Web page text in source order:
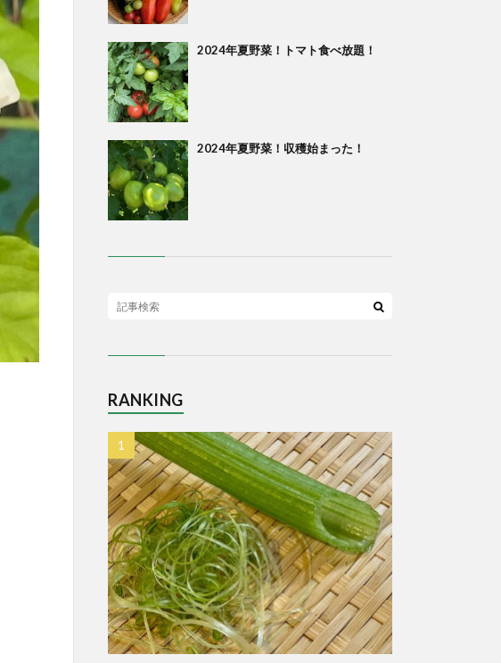
2024年夏野菜！トマト食べ放題！
2024年夏野菜！収穫始まった！
RANKING